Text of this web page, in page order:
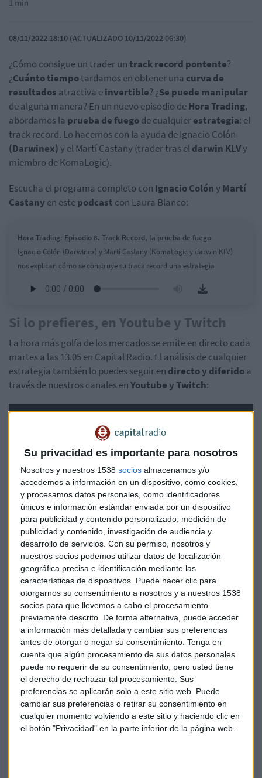
Su privacidad es importante para nosotros
Nosotros y nuestros 1538 socios almacenamos y/o
accedemos a información en un dispositivo, como cookies,
y procesamos datos personales, como identificadores
únicos e información estándar enviada por un dispositivo
para publicidad y contenido personalizado, medición de
publicidad y contenido, investigación de audiencia y
desarrollo de servicios. Con su permiso, nosotros y
nuestros socios podemos utilizar datos de localización
geográfica precisa e identificación mediante las
características de dispositivos. Puede hacer clic para
otorgarnos su consentimiento a nosotros y a nuestros 1538
socios para que llevemos a cabo el procesamiento
previamente descrito. De forma alternativa, puede acceder
a información más detallada y cambiar sus preferencias
antes de otorgar o negar su consentimiento. Tenga en
cuenta que algún procesamiento de sus datos personales
puede no requerir de su consentimiento, pero usted tiene
el derecho de rechazar tal procesamiento. Sus
preferencias se aplicarán solo a este sitio web. Puede
cambiar sus preferencias o retirar su consentimiento en
cualquier momento volviendo a este sitio y haciendo clic en
el botón "Privacidad" en la parte inferior de la página web.
1 min
08/11/2022 18:10 (ACTUALIZADO 10/11/2022 06:30)
¿Cómo consigue un trader untrack record pontente?
¿Cuánto tiempotardamos en obtener una curva de
resultados atractiva einvertible? ¿Se puede manipular
de alguna manera? En un nuevo episodio deHora Trading,
abordamos la prueba de fuegode cualquierestrategia: el
track record. Lo hacemos con la ayuda de Ignacio Colón
(Darwinex)y el Martí Castany (trader tras eldarwin KLVy
miembro de KomaLogic).
Escucha el programa completo con Ignacio ColónyMartí
Castanyen estepodcast con Laura Blanco:
Hora Trading: Episodio 8. Track Record, la prueba de fuego
Ignacio Colón (Darwinex) y Martí Castany (KomaLogic y darwin KLV)
nos explican cómo se construye su track record una estrategia
Si lo prefieres, en Youtube y Twitch
La hora más golfa de los mercados se emite en directo cada
martes a las 13.05 en Capital Radio. El análisis de cualquier
estrategia también lo puedes seguir en directo y diferidoa
través de nuestros canales enYoutube y Twitch:
En el capítulo anterior con Martí
Castany...